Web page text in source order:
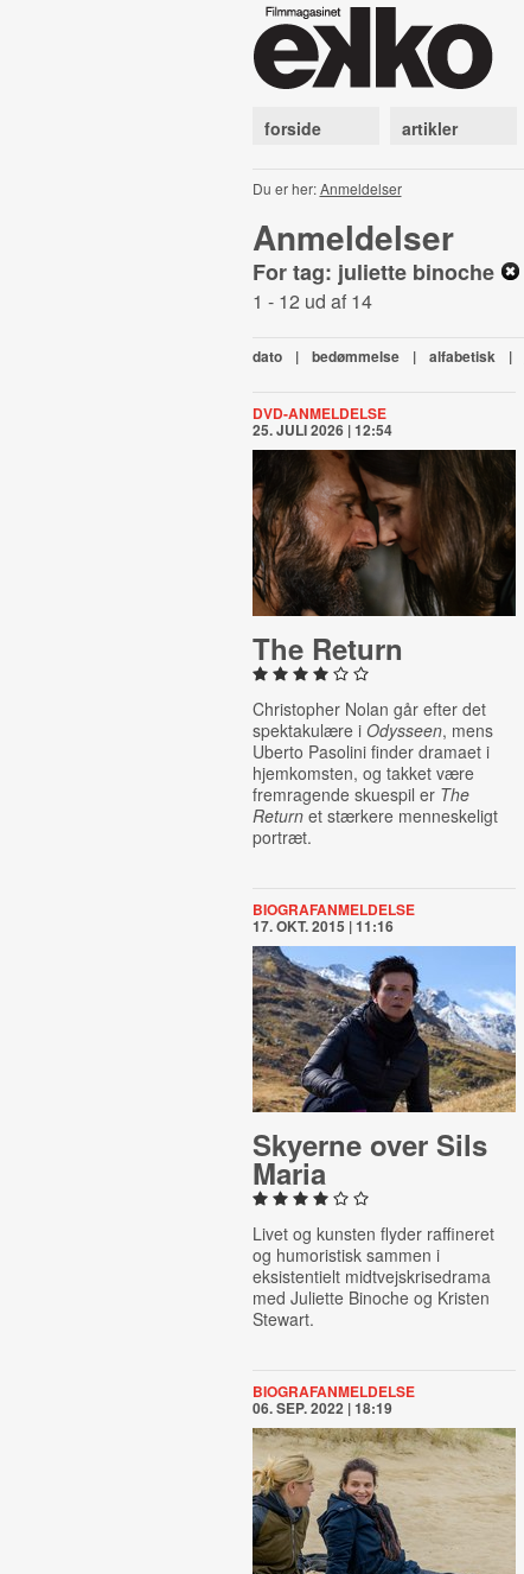
forside artikler
Du er her:Anmeldelser
Anmeldelser
For tag: juliette binoche
1 - 12 ud af 14
dato | bedømmelse | alfabetisk |
DVD-ANMELDELSE
25. JULI 2026 | 12:54
The Return
Christopher Nolan går efter det
spektakulære i Odysseen, mens
Uberto Pasolini finder dramaet i
hjemkomsten, og takket være
fremragende skuespil er The
Returnet stærkere menneskeligt
portræt.
BIOGRAFANMELDELSE
17. OKT. 2015 | 11:16
Skyerne over Sils
Maria
Livet og kunsten flyder raffineret
og humoristisk sammen i
eksistentielt midtvejskrisedrama
med Juliette Binoche og Kristen
Stewart.
BIOGRAFANMELDELSE
06. SEP. 2022 | 18:19